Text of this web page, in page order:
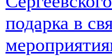
подарка в